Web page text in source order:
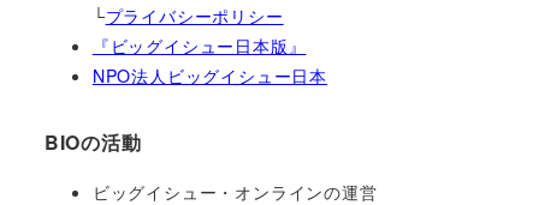
└プライバシーポリシー
『ビッグイシュー日本版』
NPO法人ビッグイシュー日本
BIOの活動
ビッグイシュー・オンラインの運営